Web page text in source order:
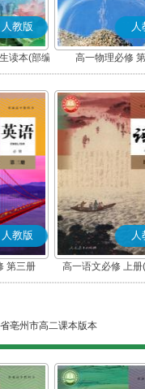
人教版
读本(部编
人
高一物理必修
人教版
第三册
人
高一语文必修 上
亳州市高二课本版本